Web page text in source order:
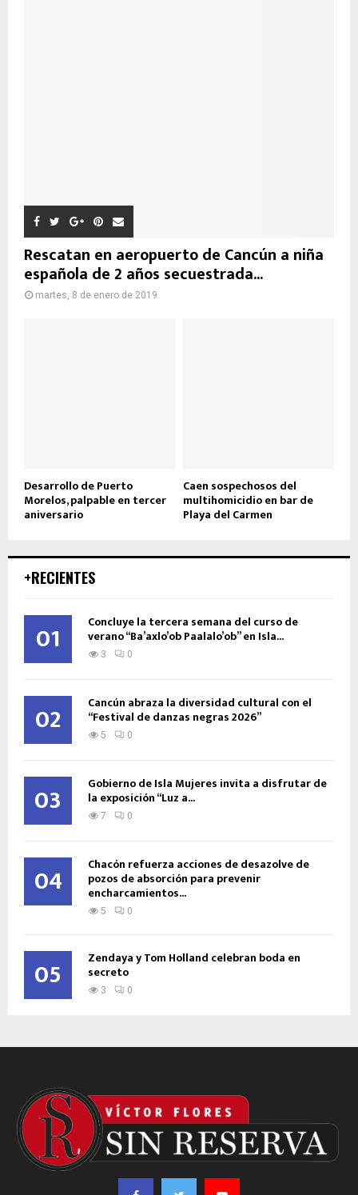
Rescatan en aeropuerto de Cancún a niña
española de 2 años secuestrada...
martes, 8 de enero de 2019
Desarrollo de Puerto
Morelos, palpable en tercer
aniversario
Caen sospechosos del
multihomicidio en bar de
Playa del Carmen
+RECIENTES
01 Concluye la tercera semana del curso de
verano “Ba’axlo’ob Paalalo’ob” en Isla...
3 0
02 Cancún abraza la diversidad cultural con el
“Festival de danzas negras 2026”
5 0
03 Gobierno de Isla Mujeres invita a disfrutar de
la exposición “Luz a...
7 0
04 Chacón refuerza acciones de desazolve de
pozos de absorción para prevenir
encharcamientos...
5 0
05 Zendaya y Tom Holland celebran boda en
secreto
3 0